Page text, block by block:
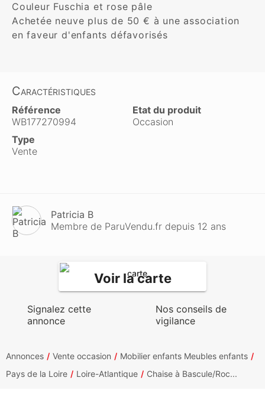
Couleur Fuschia et rose pâle
Achetée neuve plus de 50 € à une association
en faveur d'enfants défavorisés
Caractéristiques
Référence
WB177270994
Etat du produit
Occasion
Type
Vente
Patricia B
Membre de ParuVendu.fr depuis 12 ans
Voir la carte
Signalez cette
annonce
Nos conseils de
vigilance
Annonces Vente occasion
Mobilier enfants Meubles enfants
Pays de la Loire
Loire-Atlantique Chaise à Bascule/Roc...